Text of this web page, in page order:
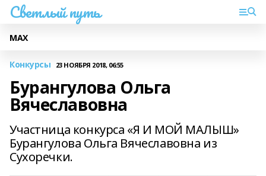
Светлый путь
МАХ
Конкурсы 23 НОЯБРЯ 2018, 06:55
Бурангулова Ольга
Вячеславовна
Участница конкурса «Я И МОЙ МАЛЫШ»
Бурангулова Ольга Вячеславовна из
Сухоречки.